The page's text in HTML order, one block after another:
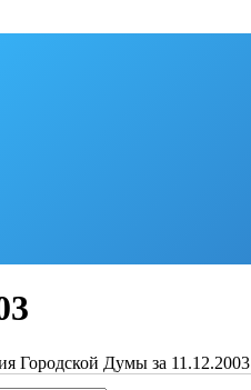
Городской Думы за 11.12.2003